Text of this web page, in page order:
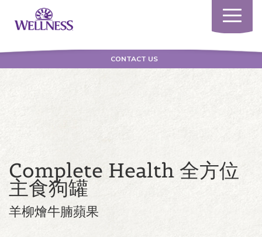
Toggle
CONTACT US
Complete Health 全方位
主食狗罐
羊柳燴牛腩蘋果